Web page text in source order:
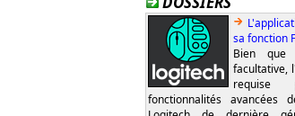
sa fonction
Bien que
facultative,
requise
fonctionnalités avancées